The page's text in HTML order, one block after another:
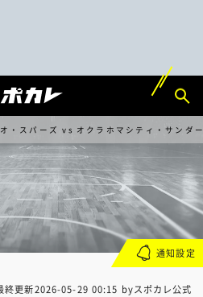
・スパーズ vs オクラホマシティ・サンダ
終更新2026-05-29 00:15 byスポカレ公式
通知設定